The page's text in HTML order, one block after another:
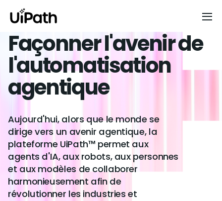
Façonner l'avenir de
l'automatisation
agentique
Aujourd'hui, alors que le monde se
dirige vers un avenir agentique, la
plateforme UiPath™ permet aux
agents d'IA, aux robots, aux personnes
et aux modèles de collaborer
harmonieusement afin de
révolutionner les industries et